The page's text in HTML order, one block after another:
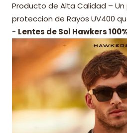
Producto de Alta Calidad –
proteccion de Rayos UV400
- Lentes de Sol Hawkers